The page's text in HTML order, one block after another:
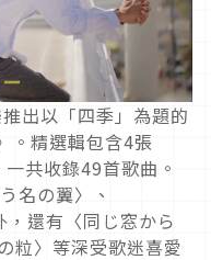
出以「四季」為題的
。精選輯包含4張
共收錄49首歌曲。
名の翼〉、
還有〈同じ窓から
粒〉等深受歌迷喜愛